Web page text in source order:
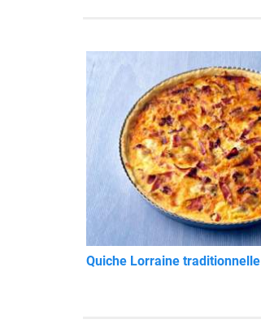
Quiche Lorraine traditionnelle